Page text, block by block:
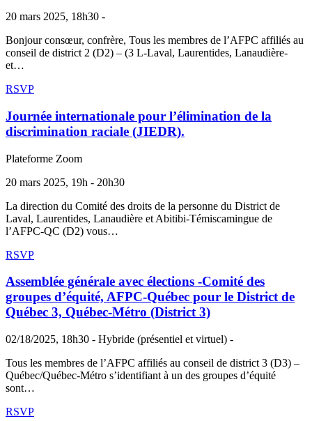
20 mars 2025, 18h30 -
Bonjour consœur, confrère, Tous les membres de l’AFPC affiliés au
conseil de district 2 (D2) – (3 L-Laval, Laurentides, Lanaudière-
et…
RSVP
Journée internationale pour l’élimination de la
discrimination raciale (JIEDR).
Plateforme Zoom
20 mars 2025, 19h - 20h30
La direction du Comité des droits de la personne du District de
Laval, Laurentides, Lanaudière et Abitibi-Témiscamingue de
l’AFPC-QC (D2) vous…
RSVP
Assemblée générale avec élections -Comité des
groupes d’équité, AFPC-Québec pour le District de
Québec 3, Québec-Métro (District 3)
02/18/2025, 18h30 - Hybride (présentiel et virtuel) -
Tous les membres de l’AFPC affiliés au conseil de district 3 (D3) –
Québec/Québec-Métro s’identifiant à un des groupes d’équité
sont…
RSVP